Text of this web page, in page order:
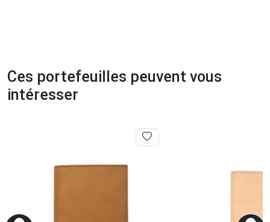
Ces portefeuilles peuvent vous
intéresser